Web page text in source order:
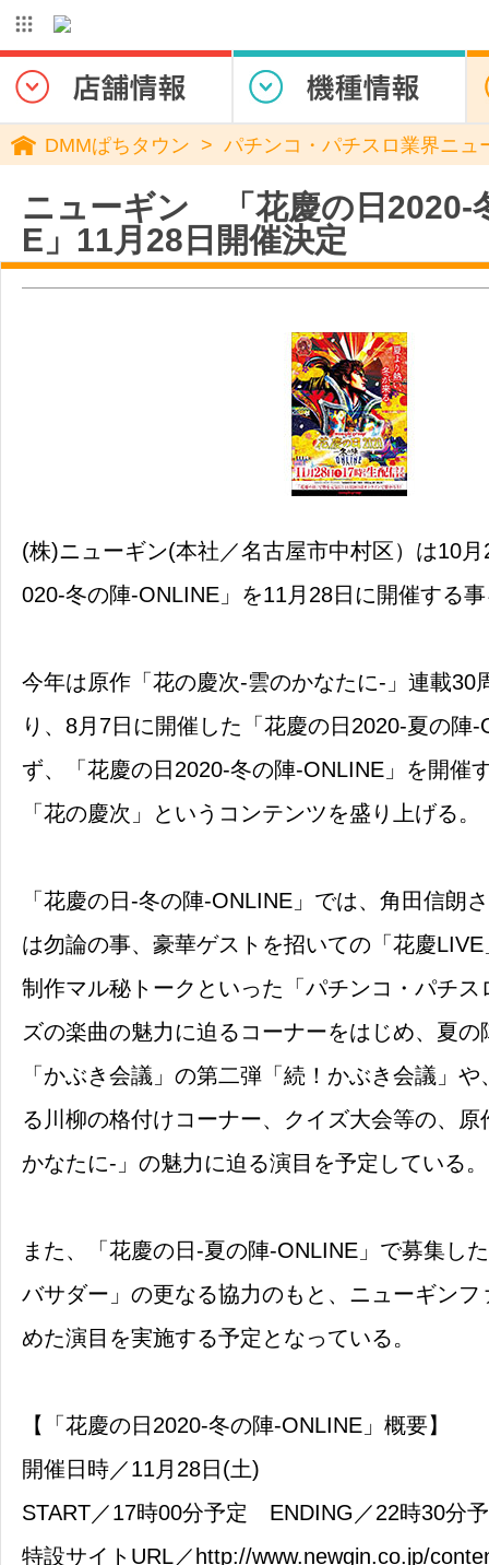
DMMぱちタウン パチンコ・パチスロ業界ニュ
ニューギン 「花慶の日2020-
E」11月28日開催決定
(株)ニューギン(本社／名古屋市中村区）は10
020-冬の陣-ONLINE」を11月28日に開催する
今年は原作「花の慶次-雲のかなたに-」連載30
り、8月7日に開催した「花慶の日2020-夏の陣
ず、「花慶の日2020-冬の陣-ONLINE」を開催
「花の慶次」というコンテンツを盛り上げる。
「花慶の日-冬の陣-ONLINE」では、角田信朗
は勿論の事、豪華ゲストを招いての「花慶
制作マル秘トークといった「パチンコ・パチス
ズの楽曲の魅力に迫るコーナーをはじめ、夏
「かぶき会議」の第二弾「続！かぶき会議」
る川柳の格付けコーナー、クイズ大会等の、
かなたに-」の魅力に迫る演目を予定している。
また、「花慶の日-夏の陣-ONLINE」で募集し
バサダー」の更なる協力のもと、ニューギンフ
めた演目を実施する予定となっている。
【「花慶の日2020‐冬の陣‐ONLINE」概要】
開催日時／11月28日(土)
START／17時00分予定 ENDING／22時30分
特設サイトURL／http://www.newgin.co.jp/